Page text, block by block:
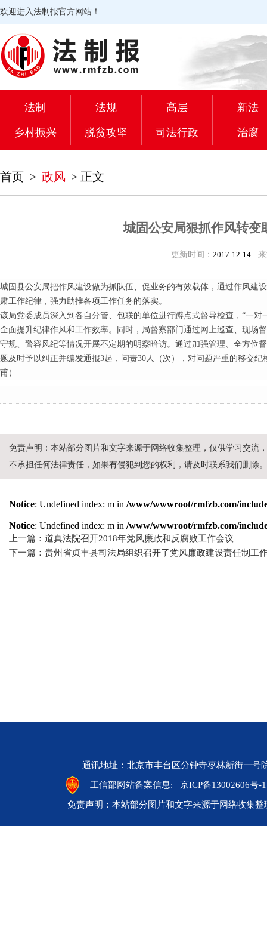
欢迎进入法制报官方网站！
法制 法规 高层 新法
乡村振兴 脱贫攻坚 司法行政 治腐
首页 > 政风 > 正文
城固公安局狠抓作风转变
更新时间： 2017-12-14
城固县公安局把作风建设做为抓队伍、促业务的有效载体，通过作风建
肃工作纪律，强力助推各项工作任务的落实。
该局党委成员深入到各自分管、包联的单位进行蹲点式督导检查，“一对
全面提升纪律作风和工作效率。同时，局督察部门通过网上巡查、现场
守规、警容风纪等情况开展不定期的明察暗访。通过加强管理、全方位
题及时予以纠正并编发通报3起，问责30人（次），对问题严重的移交
甫）
免责声明：本站部分图片和文字来源于网络收集整理，仅供学习交流
不承担任何法律责任，如果有侵犯到您的权利，请及时联系我们删除。
Notice: Undefined index: m in /www/wwwroot/rmfzb.com/
Notice: Undefined index: m in /www/wwwroot/rmfzb.com/
上一篇：道真法院召开2018年党风廉政和反腐败工作会议
下一篇：贵州省贞丰县司法局组织召开了党风廉政建设责任制工
通讯地址：北京市丰台区分钟寺枣林新街一
工信部网站备案信息: 京ICP备13002606号-1
免责声明：本站部分图片和文字来源于网络收集